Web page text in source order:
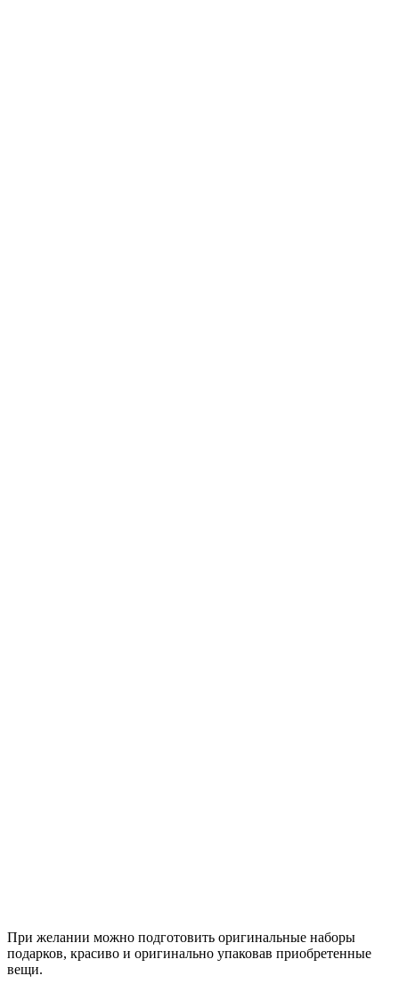
При желании можно подготовить оригинальные наборы
подарков, красиво и оригинально упаковав приобретенные
вещи.